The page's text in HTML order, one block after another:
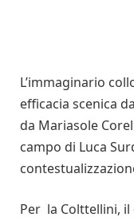
L’immaginario
efficacia scenica
da Mariasole
campo di Luca
Per la Colttellini,